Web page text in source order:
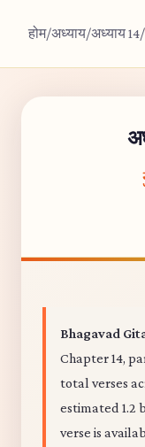
होम/अध्याय/अध्याय 14/
Bhagavad
Chapter 14,
total verses
estimated 1.2
verse is